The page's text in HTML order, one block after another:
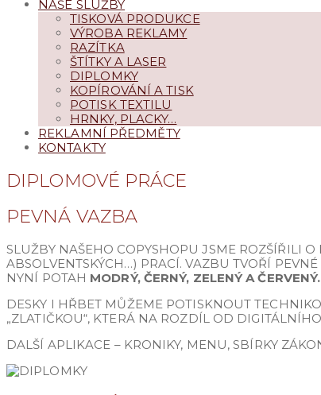
NAŠE SLUŽBY
TISKOVÁ PRODUKCE
VÝROBA REKLAMY
RAZÍTKA
ŠTÍTKY A LASER
DIPLOMKY
KOPÍROVÁNÍ A TISK
POTISK TEXTILU
HRNKY, PLACKY…
REKLAMNÍ PŘEDMĚTY
KONTAKTY
DIPLOMOVÉ PRÁCE
PEVNÁ VAZBA
SLUŽBY NAŠEHO COPYSHOPU JSME ROZŠÍŘILI
ABSOLVENTSKÝCH…) PRACÍ. VAZBU TVOŘÍ
NYNÍ POTAH MODRÝ, ČERNÝ, ZELENÝ A ČERVENÝ.
DESKY I HŘBET MŮŽEME POTISKNOUT
„ZLATIČKOU“, KTERÁ NA ROZDÍL OD
DALŠÍ APLIKACE – KRONIKY, MENU, SBÍRKY